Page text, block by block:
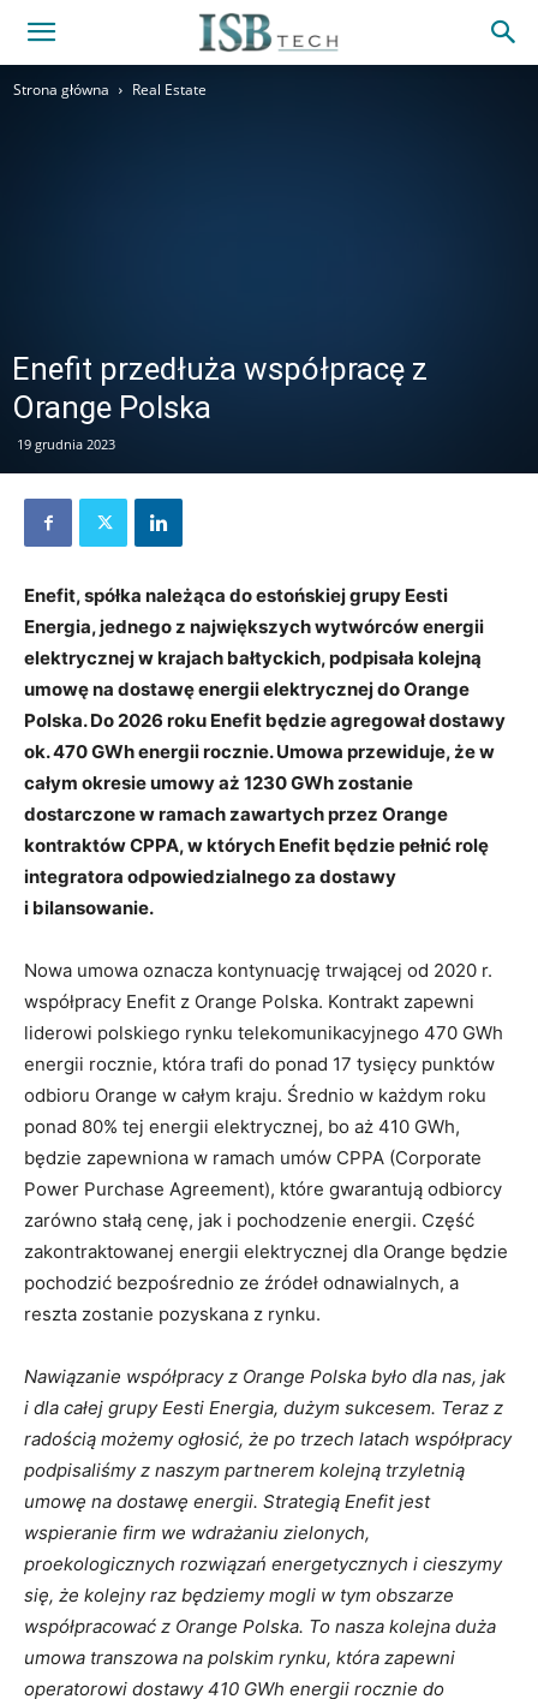
Strona główna Real Estate
Enefit przedłuża współpracę z
Orange Polska
19 grudnia 2023
Enefit, spółka należąca do estońskiej grupy Eesti
Energia, jednego z największych wytwórców energii
elektrycznej w krajach bałtyckich, podpisała kolejną
umowę na dostawę energii elektrycznej do Orange
Polska. Do 2026 roku Enefit będzie agregował dostawy
ok. 470 GWh energii rocznie. Umowa przewiduje, że w
całym okresie umowy aż 1230 GWh zostanie
dostarczone w ramach zawartych przez Orange
kontraktów CPPA, w których Enefit będzie pełnić rolę
integratora odpowiedzialnego za dostawy
i bilansowanie.
Nowa umowa oznacza kontynuację trwającej od 2020 r.
współpracy Enefit z Orange Polska. Kontrakt zapewni
liderowi polskiego rynku telekomunikacyjnego 470 GWh
energii rocznie, która trafi do ponad 17 tysięcy punktów
odbioru Orange w całym kraju. Średnio w każdym roku
ponad 80% tej energii elektrycznej, bo aż 410 GWh,
będzie zapewniona w ramach umów CPPA (Corporate
Power Purchase Agreement), które gwarantują odbiorcy
zarówno stałą cenę, jak i pochodzenie energii. Część
zakontraktowanej energii elektrycznej dla Orange będzie
pochodzić bezpośrednio ze źródeł odnawialnych, a
reszta zostanie pozyskana z rynku.
Nawiązanie współpracy z Orange Polska było dla nas, jak
i dla całej grupy Eesti Energia, dużym sukcesem. Teraz z
radością możemy ogłosić, że po trzech latach współpracy
podpisaliśmy z naszym partnerem kolejną trzyletnią
umowę na dostawę energii. Strategią Enefit jest
wspieranie firm we wdrażaniu zielonych,
proekologicznych rozwiązań energetycznych i cieszymy
się, że kolejny raz będziemy mogli w tym obszarze
współpracować z Orange Polska. To nasza kolejna duża
umowa transzowa na polskim rynku, która zapewni
operatorowi dostawy 410 GWh energii rocznie do